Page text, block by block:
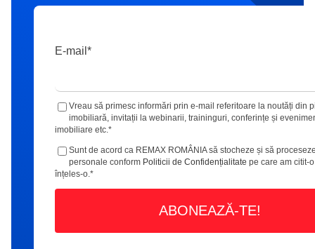
E-mail *
Vreau să primesc informări prin e-mail referitoare la noutăți din
imobiliară, invitații la webinarii, traininguri, conferințe și
imobiliare etc.*
Sunt de acord ca REMAX ROMÂNIA să stocheze și să
personale conform Politicii de Confidențialitate pe care am citit-
înțeles-o.*